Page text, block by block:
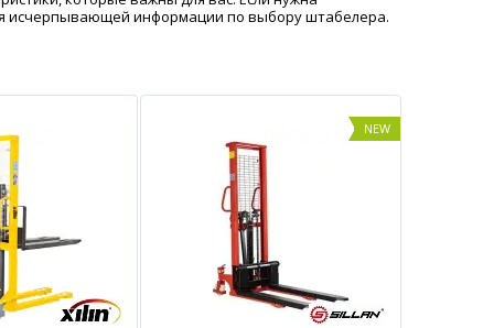
исчерпывающей информации по выбору штабелера.
NEW